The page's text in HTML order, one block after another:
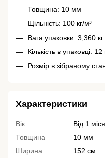
Товщина: 10 мм
Щільність: 100 кг/м³
Вага упаковки: 3,360 кг
Кількість в упаковці:
Розмір в зібраному
Характеристики
Вік
Від 1
Товщина
10 мм
Ширина
152 см